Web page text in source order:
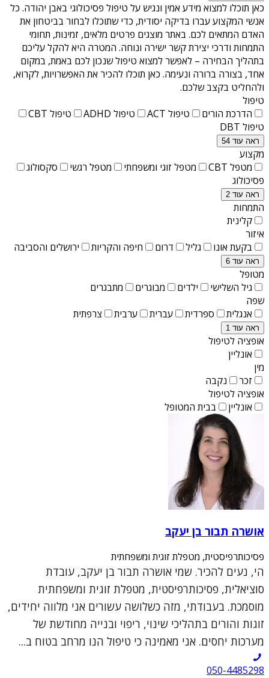
כאן תוכלו למצוא מידע אמין ונגיש על טיפול פסיכולוגי באבן יהודה. כל
אנשי המקצוע עברו בדיקה יסודית, כדי שתוכלו לבחור בביטחון את
האדם המתאים לכם. באתר מוצגים פרטים מלאים, זמינות, תחומי
התמחות ודרכי יצירת קשר ישירה ונוחה. המטרה היא להקל עליכם
בתהליך הבחירה – לאפשר למצוא טיפול שנכון לכם באמת, במקום
אחד, בצורה ברורה ונעימה. כאן תוכלו להכיר את האפשרויות, לקרוא,
ולהחליט בקצב שלכם.
טיפול
הדרכת הורים
טיפול ACT טיפול ADHD
טיפול CBT
טיפול DBT
ראה עוד 54
מקצוע
מטפל CBT
מטפל זוגי ומשפחתי מטפל רגשי
סקסולוג
פסיכולוג
ראה עוד 2
התמחות
קלינית
איזור
בקעת אונו
גליל דרום חיפה והקריות ירושלים והסביבה
ראה עוד 6
מטופל
גיל השלישי
ילדים מבוגרים
מתבגרים
שפה
אנגלית
ספרדית עברית ערבית צרפתית
ראה עוד 1
אופציה לטיפול
אונליין
מין
זכר
נקבה
אופציה לטיפול
אונליין
בבית המטופל
אושרה תבור בן יעקב
פסיכותרפיסטית, מטפלת זוגית ומשפחתית
הי, נעים להכיר. שמי אושרה תבור בן יעקב, עובדת
סוציאלית, פסיכותרפיסטית, מטפלת זוגית ומשפחתית
מוסמכת. בעבודתי, מזה כשלושה עשורים אני מלווה יחידים,
זוגות והורים בתהליכי שינוי, ריפוי ובנייה מחודשת של
מערכות יחסים. אני מאמינה כי טיפול הנו מרחב בטוח ב...
050-4485298